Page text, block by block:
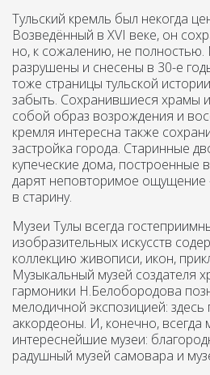
Тульский кремль был некогда
Возведённый в XVI веке, он
но, к сожалению, не
разрушены и снесены в 30-е
тоже страницы тульской
забыть. Сохранившиеся храмы
собой образ возрождения и
кремля интересна также
застройка города. Старинные
купеческие дома, построенные
дарят неповторимое
в старину.
Музеи Тулы всегда
изобразительных искусств
коллекцию живописи, икон,
Музыкальный музей создателя
гармоники Н.Белобородова
мелодичной экспозицией:
аккордеоны. И, конечно, всегда
интереснейшие музеи:
радушный музей самовара и